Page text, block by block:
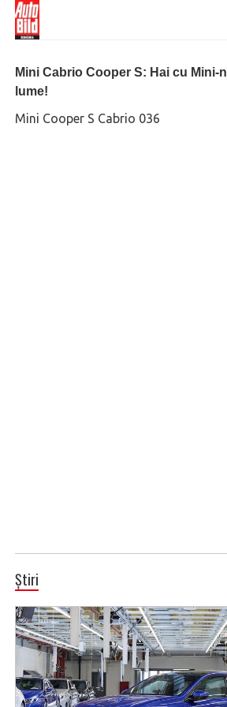
Mini Cabrio Cooper S: Hai cu Mini-n
lume!
Mini Cooper S Cabrio 036
Știri